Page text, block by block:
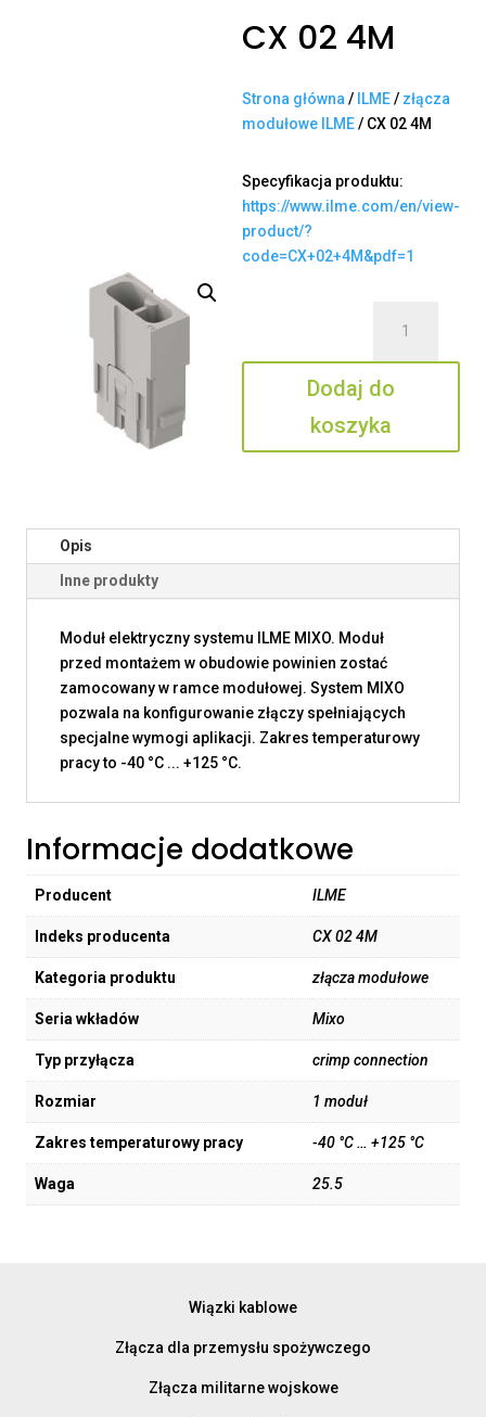
CX 02 4M
Strona główna / ILME/ złącza
modułowe ILME/ CX 02 4M
Specyfikacja produktu:
https://www.ilme.com/en/view-
product/?
code=CX+02+4M&pdf=1
02
4M
Dodaj do
koszyka
Opis
Inne produkty
Moduł elektryczny systemu ILME MIXO. Moduł
przed montażem w obudowie powinien zostać
zamocowany w ramce modułowej. System MIXO
pozwala na konfigurowanie złączy spełniających
specjalne wymogi aplikacji. Zakres temperaturowy
pracy to -40 °C ... +125 °C.
Informacje dodatkowe
Producent ILME
Indeks producenta CX 02 4M
Kategoria produktu złącza modułowe
Seria wkładów Mixo
Typ przyłącza crimp connection
Rozmiar 1 moduł
Zakres temperaturowy pracy -40 °C … +125 °C
Waga 25.5
Wiązki kablowe
Złącza dla przemysłu spożywczego
Złącza militarne wojskowe